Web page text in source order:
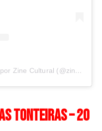
Uma publicação compartilhada por Zine Cultural (@zinecultural)
Tonteiras – 20